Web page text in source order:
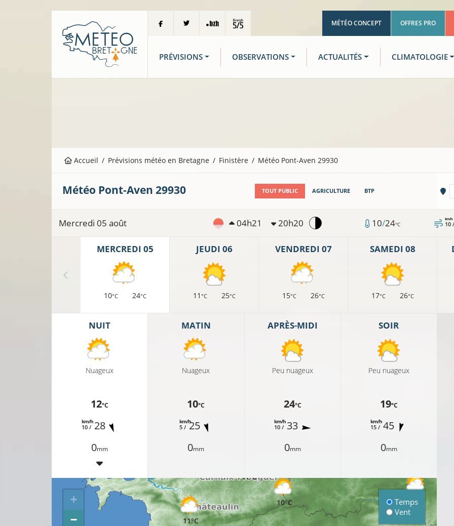
MÉTÉO CONCEPT OFFRES PRO
PRÉVISIONS OBSERVATIONS ACTUALITÉS CLIMATOLOGIE
Accueil Prévisions météo en Bretagne Finistère Météo Pont-Aven 29930
Météo Pont-Aven 29930 TOUT PUBLIC AGRICULTURE BTP
Mercredi 05 août 04h21 20h20 10/24°C 10 /
km/h
MERCREDI 05
10°C 24°C
JEUDI 06
11 °C 25°C
VENDREDI 07
15°C 26°C
SAMEDI 08
17°C 26°C
NUIT
Nuageux
12°C
10 /
km/h 28
0mm
MATIN
Nuageux
10°C
5 /
km/h25
0mm
APRÈS-MIDI
Peu nuageux
24°C
10 /
km/h 33
0mm
SOIR
Peu nuageux
19°C
15 /
km/h45
0mm
10°C
11°C
11°C
15°C
13°C
11°C
+
−
Temps
Vent